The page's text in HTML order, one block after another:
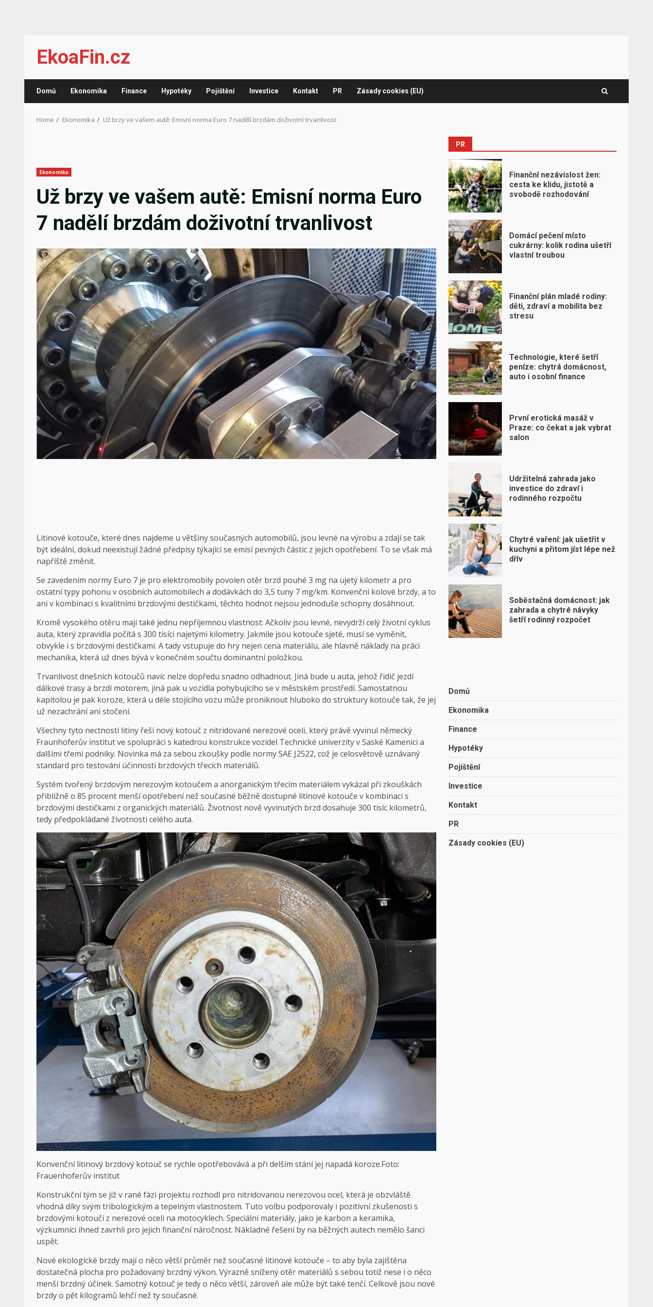
content
EkoaFin.cz
Domů Ekonomika Finance Hypotéky Pojištění Investice Kontakt PR Zásady cookies (EU)
Home Ekonomika Už brzy ve vašem autě: Emisní norma Euro 7 nadělí brzdám doživotní trvanlivost
Ekonomika
Už brzy ve vašem autě: Emisní norma Euro
7 nadělí brzdám doživotní trvanlivost
Litinové kotouče, které dnes najdeme u většiny současných automobilů, jsou levné na výrobu a zdají se tak
být ideální, dokud neexistují žádné předpisy týkající se emisí pevných částic z jejich opotřebení. To se však má
napříště změnit.
Se zavedením normy Euro 7 je pro elektromobily povolen otěr brzd pouhé 3 mg na ujetý kilometr a pro
ostatní typy pohonu v osobních automobilech a dodávkách do 3,5 tuny 7 mg/km. Konvenční kolové brzdy, a to
ani v kombinaci s kvalitními brzdovými destičkami, těchto hodnot nejsou jednoduše schopny dosáhnout.
Kromě vysokého otěru mají také jednu nepříjemnou vlastnost: Ačkoliv jsou levné, nevydrží celý životní cyklus
auta, který zpravidla počítá s 300 tisíci najetými kilometry. Jakmile jsou kotouče sjeté, musí se vyměnit,
obvykle i s brzdovými destičkami. A tady vstupuje do hry nejen cena materiálu, ale hlavně náklady na práci
mechanika, která už dnes bývá v konečném součtu dominantní položkou.
Trvanlivost dnešních kotoučů navíc nelze dopředu snadno odhadnout. Jiná bude u auta, jehož řidič jezdí
dálkové trasy a brzdí motorem, jiná pak u vozidla pohybujícího se v městském prostředí. Samostatnou
kapitolou je pak koroze, která u déle stojícího vozu může proniknout hluboko do struktury kotouče tak, že jej
už nezachrání ani stočení.
Všechny tyto nectnosti litiny řeší nový kotouč z nitridované nerezové oceli, který právě vyvinul německý
Fraunhoferův institutve spolupráci s katedrou konstrukce vozidel Technické univerzityv Saské Kamenici a
dalšími třemi podniky. Novinka má za sebou zkoušky podle normy SAE J2522, což je celosvětově uznávaný
standard pro testování účinnosti brzdových třecích materiálů.
Systém tvořený brzdovým nerezovým kotoučem a anorganickým třecím materiálem vykázal při zkouškách
přibližně o 85 procent menší opotřebení než současné běžně dostupné litinové kotouče v kombinaci s
brzdovými destičkami z organických materiálů. Životnost nově vyvinutých brzd dosahuje 300 tisíc kilometrů,
tedy předpokládané životnosti celého auta.
Konvenční litinový brzdový kotouč se rychle opotřebovává a při delším stání jej napadá koroze.Foto:
Frauenhoferův institut
Konstrukční tým se již v rané fázi projektu rozhodl pro nitridovanou nerezovou ocel, která je obzvláště
vhodná díky svým tribologickým a tepelným vlastnostem. Tuto volbu podporovaly i ​​pozitivní zkušenosti s
brzdovými kotouči z nerezové oceli na motocyklech. Speciální materiály, jako je karbon a keramika,
výzkumníci ihned zavrhli pro jejich finanční náročnost. Nákladné řešení by na běžných autech nemělo šanci
uspět.
Nové ekologické brzdy mají o něco větší průměr než současné litinové kotouče – to aby byla zajištěna
dostatečná plocha pro požadovaný brzdný výkon. Výrazně snížený otěr materiálů s sebou totiž nese i o něco
menší brzdný účinek. Samotný kotouč je tedy o něco větší, zároveň ale může být také tenčí. Celkově jsou nové
brzdy o pět kilogramů lehčí než ty současné.
PR
Finanční nezávislost žen:
cesta ke klidu, jistotě a
svobodě rozhodování
Domácí pečení místo
cukrárny: kolik rodina ušetří
vlastní troubou
Finanční plán mladé rodiny:
děti, zdraví a mobilita bez
stresu
Technologie, které šetří
peníze: chytrá domácnost,
auto i osobní finance
První erotická masáž v
Praze: co čekat a jak vybrat
salon
Udržitelná zahrada jako
investice do zdraví i
rodinného rozpočtu
Chytré vaření: jak ušetřit v
kuchyni a přitom jíst lépe než
dřív
Soběstačná domácnost: jak
zahrada a chytré návyky
šetří rodinný rozpočet
Domů
Ekonomika
Finance
Hypotéky
Pojištění
Investice
Kontakt
PR
Zásady cookies (EU)